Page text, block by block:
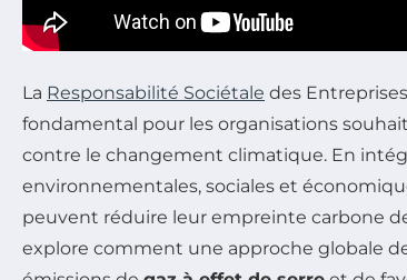
La Responsabilité Sociétale des
fondamental pour les organisations
contre le changement climatique. En
environnementales, sociales et
peuvent réduire leur empreinte carbone
explore comment une approche globale